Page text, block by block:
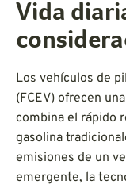
Vida
Los vehículos de
(FCEV) ofrecen
combina el rápido
gasolina
emisiones de un
emergente, la